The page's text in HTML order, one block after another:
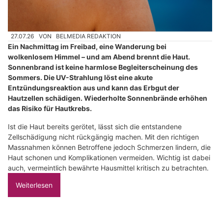
27.07.26 VON BELMEDIA REDAKTION
Ein Nachmittag im Freibad, eine Wanderung bei
wolkenlosem Himmel – und am Abend brennt die Haut.
Sonnenbrand ist keine harmlose Begleiterscheinung des
Sommers. Die UV-Strahlung löst eine akute
Entzündungsreaktion aus und kann das Erbgut der
Hautzellen schädigen. Wiederholte Sonnenbrände erhöhen
das Risiko für Hautkrebs.
Ist die Haut bereits gerötet, lässt sich die entstandene
Zellschädigung nicht rückgängig machen. Mit den richtigen
Massnahmen können Betroffene jedoch Schmerzen lindern, die
Haut schonen und Komplikationen vermeiden. Wichtig ist dabei
auch, vermeintlich bewährte Hausmittel kritisch zu betrachten.
Weiterlesen